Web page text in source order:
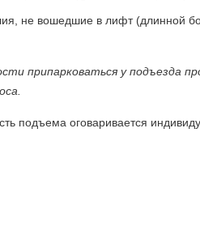
не вошедшие в лифт (длинной
припарковаться у подъезда
подъема оговаривается